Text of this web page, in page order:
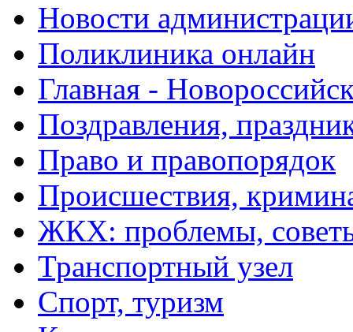
Новости
Поликлиника онлайн
Главная -
Поздравления,
Право и правопорядок
Происшествия,
ЖКХ: проблемы,
Транспортный узел
Спорт, туризм